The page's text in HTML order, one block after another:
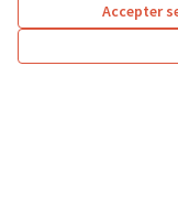
Accepter